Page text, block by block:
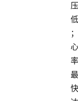
压
低
；
心
率
最
快